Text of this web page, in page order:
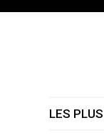
LES